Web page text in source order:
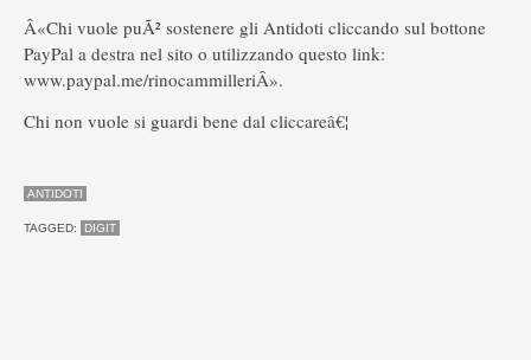
Â«Chi vuole puÃ² sostenere gli Antidoti cliccando sul bottone
PayPal a destra nel sito o utilizzando questo link:
www.paypal.me/rinocammilleriÂ».
Chi non vuole si guardi bene dal cliccareâ€¦
ANTIDOTI
TAGGED: DIGIT